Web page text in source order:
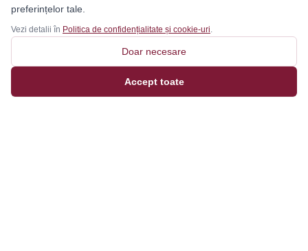
preferințelor tale.
Vezi detalii în Politica de confidențialitate și cookie-uri.
Doar necesare
Accept toate